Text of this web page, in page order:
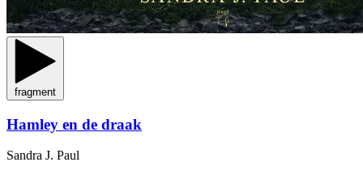
fragment
Hamley en de draak
Sandra J. Paul